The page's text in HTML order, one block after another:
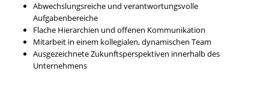
Abwechslungsreiche und verantwortungsvolle
Aufgabenbereiche
Flache Hierarchien und offenen Kommunikation
Mitarbeit in einem kollegialen, dynamischen Team
Ausgezeichnete Zukunftsperspektiven innerhalb des
Unternehmens